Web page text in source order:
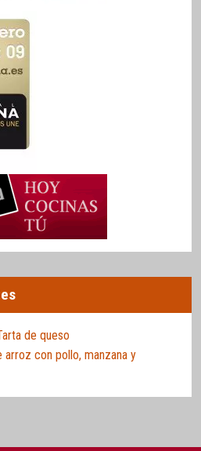
de queso
arroz con pollo, manzana y